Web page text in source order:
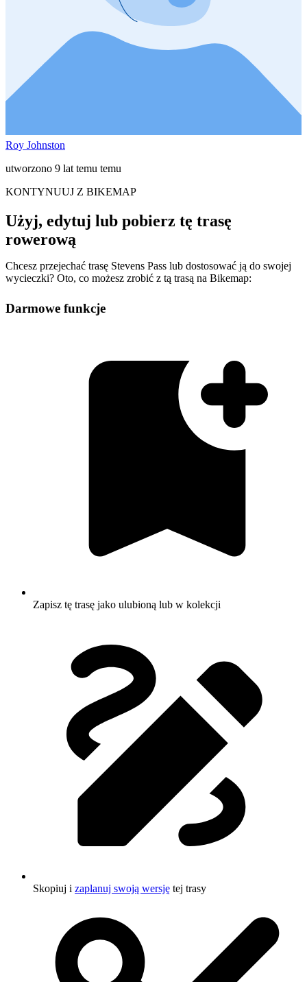
Roy Johnston
utworzono 9 lat temu temu
KONTYNUUJ Z BIKEMAP
Użyj, edytuj lub pobierz tę trasę
rowerową
Chcesz przejechać trasę Stevens Pass lub dostosować ją do swojej
wycieczki? Oto, co możesz zrobić z tą trasą na Bikemap:
Darmowe funkcje
Zapisz tę trasę jako ulubioną lub w kolekcji
Skopiuj i zaplanuj swoją wersję tej trasy